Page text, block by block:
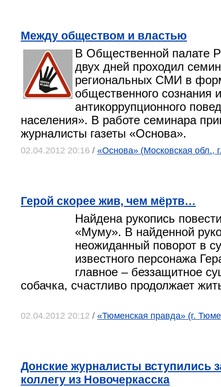
Между обществом и властью
В Общественной палате
двух дней проходил
региональных СМИ в
общественного сознания
антикоррупционного
населения». В работе семинара
журналисты газеты «Основа».
02.04.2012 20:16 / «Основа» (Московская обл.,
Герой скорее жив, чем мёртв…
Найдена рукопись
«Муму». В найденной
неожиданный поворот в
известного персонажа
главное – беззащитное
собачка, счастливо продолжает
02.04.2012 20:12 / «Тюменская правда» (г.
Донские журналисты вступились
коллегу из Новочеркасска